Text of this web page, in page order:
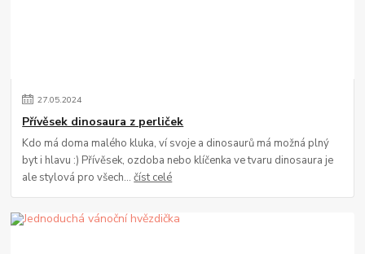
27.05.2024
Přívěsek dinosaura z perliček
Kdo má doma malého kluka, ví svoje a dinosaurů má možná plný
byt i hlavu :) Přívěsek, ozdoba nebo klíčenka ve tvaru dinosaura je
ale stylová pro všech...číst celé